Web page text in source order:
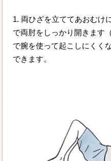
1. 両ひざを立ててあおむけ
で両肘をしっかり開きます
で腕を使って起こしにくく
できます。